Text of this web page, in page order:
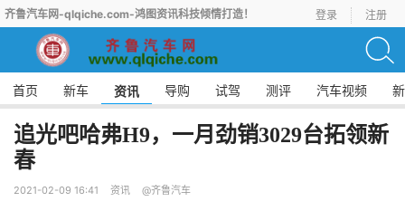
齐鲁汽车网-qlqiche.com-鸿图资讯科技倾情打造！ 登录 注册
首页 新车 资讯 导购 试驾 测评 汽车视频
追光吧哈弗H9，一月劲销3029台拓领新
春
2021-02-09 16:41 资讯 @齐鲁汽车